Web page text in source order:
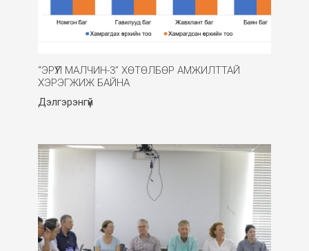
“ЭРҮҮЛ МАЛЧИН-3” ХӨТӨЛБӨР АМЖИЛТТАЙ
ХЭРЭГЖИЖ БАЙНА
Дэлгэрэнгүй